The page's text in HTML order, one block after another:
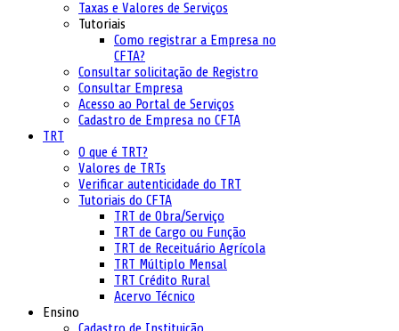
Taxas e Valores de Serviços
Tutoriais
Como registrar a Empresa no
CFTA?
Consultar solicitação de Registro
Consultar Empresa
Acesso ao Portal de Serviços
Cadastro de Empresa no CFTA
TRT
O que é TRT?
Valores de TRTs
Verificar autenticidade do TRT
Tutoriais do CFTA
TRT de Obra/Serviço
TRT de Cargo ou Função
TRT de Receituário Agrícola
TRT Múltiplo Mensal
TRT Crédito Rural
Acervo Técnico
Ensino